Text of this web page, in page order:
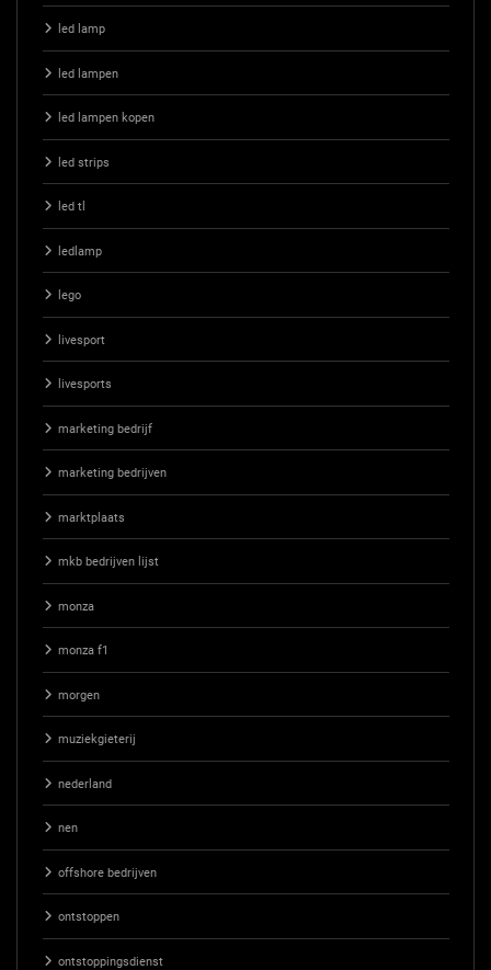
led lamp
led lampen
led lampen kopen
led strips
led tl
ledlamp
lego
livesport
livesports
marketing bedrijf
marketing bedrijven
marktplaats
mkb bedrijven lijst
monza
monza f1
morgen
muziekgieterij
nederland
nen
offshore bedrijven
ontstoppen
ontstoppingsdienst